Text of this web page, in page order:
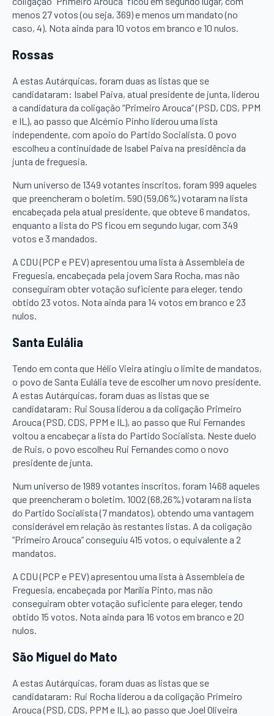
menos 27 votos (ou seja, 369) e menos um mandato (no
caso, 4). Nota ainda para 10 votos em branco e 10 nulos.
Rossas
A estas Autárquicas, foram duas as listas que se
candidataram: Isabel Paiva, atual presidente de junta, liderou
a candidatura da coligação “Primeiro Arouca” (PSD, CDS, PPM
e IL), ao passo que Alcémio Pinho liderou uma lista
independente, com apoio do Partido Socialista. O povo
escolheu a continuidade de Isabel Paiva na presidência da
junta de freguesia.
Num universo de 1349 votantes inscritos, foram 999 aqueles
que preencheram o boletim. 590 (59,06%) votaram na lista
encabeçada pela atual presidente, que obteve 6 mandatos,
enquanto a lista do PS ficou em segundo lugar, com 349
votos e 3 mandados.
A CDU (PCP e PEV) apresentou uma lista à Assembleia de
Freguesia, encabeçada pela jovem Sara Rocha, mas não
conseguiram obter votação suficiente para eleger, tendo
obtido 23 votos. Nota ainda para 14 votos em branco e 23
nulos.
Santa Eulália
Tendo em conta que Hélio Vieira atingiu o limite de mandatos,
o povo de Santa Eulália teve de escolher um novo presidente.
A estas Autárquicas, foram duas as listas que se
candidataram: Rui Sousa liderou a da coligação Primeiro
Arouca (PSD, CDS, PPM e IL), ao passo que Rui Fernandes
voltou a encabeçar a lista do Partido Socialista. Neste duelo
de Ruis, o povo escolheu Rui Fernandes como o novo
presidente de junta.
Num universo de 1989 votantes inscritos, foram 1468 aqueles
que preencheram o boletim. 1002 (68,26%) votaram na lista
do Partido Socialista (7 mandatos), obtendo uma vantagem
considerável em relação às restantes listas. A da coligação
“Primeiro Arouca” conseguiu 415 votos, o equivalente a 2
mandatos.
A CDU (PCP e PEV) apresentou uma lista à Assembleia de
Freguesia, encabeçada por Marília Pinto, mas não
conseguiram obter votação suficiente para eleger, tendo
obtido 15 votos. Nota ainda para 16 votos em branco e 20
nulos.
São Miguel do Mato
A estas Autárquicas, foram duas as listas que se
candidataram: Rui Rocha liderou a da coligação Primeiro
Arouca (PSD, CDS, PPM e IL), ao passo que Joel Oliveira